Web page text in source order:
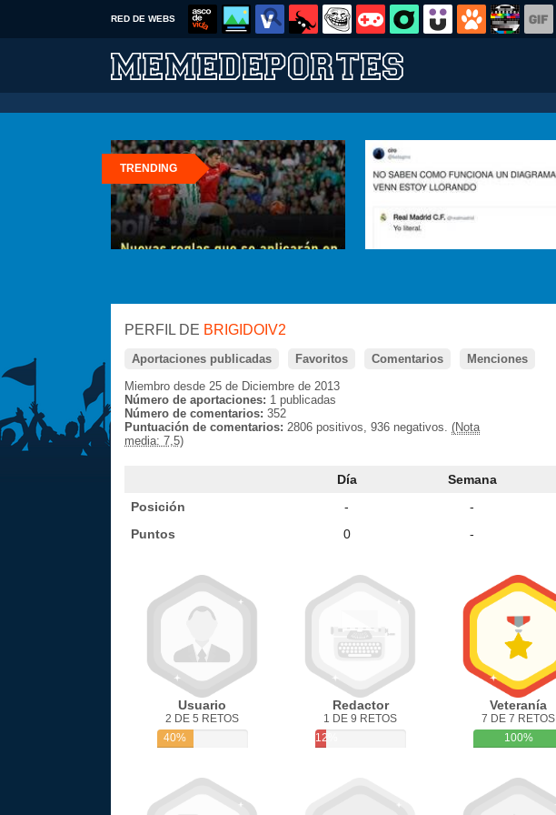
RED DE WEBS
TRENDING
PERFIL DE BRIGIDOIV2
Aportaciones publicadas Favoritos Comentarios
Menciones
Miembro desde 25 de Diciembre de 2013
Número de aportaciones: 1 publicadas
Número de comentarios: 352
Puntuación de comentarios: 2806 positivos, 936 negativos. (Nota
media: 7,5)
Día Semana
Posición
- -
Puntos
0 -
Usuario
2 DE 5 RETOS
40%
Redactor
1 DE 9 RETOS
12%
Veteranía
7 DE 7 RETOS
100%